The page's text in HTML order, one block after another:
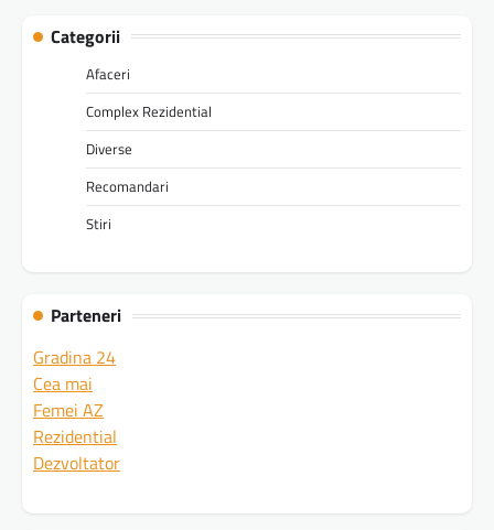
Categorii
Afaceri
Complex Rezidential
Diverse
Recomandari
Stiri
Parteneri
Gradina 24
Cea mai
Femei AZ
Rezidential
Dezvoltator